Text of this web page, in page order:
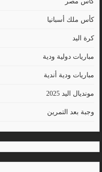
كأس ملك أسبانيا
كرة اليد
مباريات دولية ودية
مباريات ودية أندية
مونديال اليد 2025
وجبة بعد التمرين